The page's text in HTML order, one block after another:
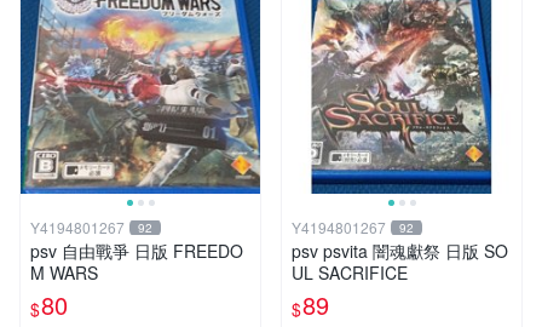
Y4194801267 92
psv 自由戰爭 日版 FREEDO
M WARS
$80
Y4194801267 92
psv psvita 闇魂獻祭 日版 SO
UL SACRIFICE
$89